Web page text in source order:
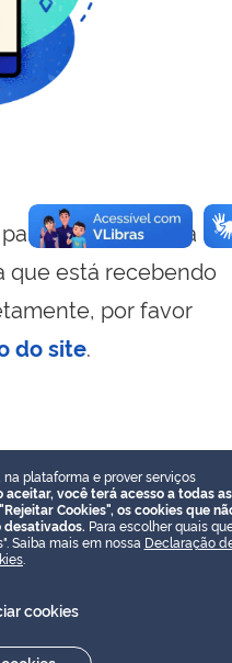
visualizar essa
que está recebendo
por favor
do site.
plataforma e prover serviços
aceitar, você terá acesso a todas as
Cookies", os cookies que
Para escolher quais
Saiba mais em nossa Declaração
cookies